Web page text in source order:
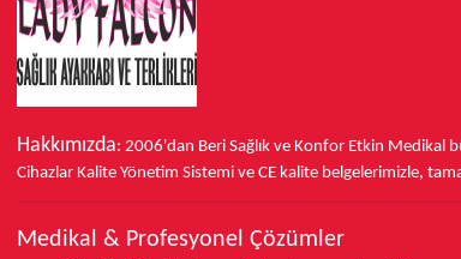
Hakkımızda: 2006'dan Beri Sağlık ve Konfor Etkin Medikal
Cihazlar Kalite Yönetim Sistemi ve CE kalite belgelerimizle,
Medikal & Profesyonel Çözümler